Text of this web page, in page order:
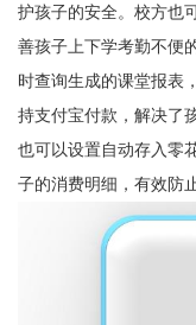
护孩子的安全。校方也
善孩子上下学考勤不便
时查询生成的课堂报表
持支付宝付款，解决了
也可以设置自动存入零
子的消费明细，有效防